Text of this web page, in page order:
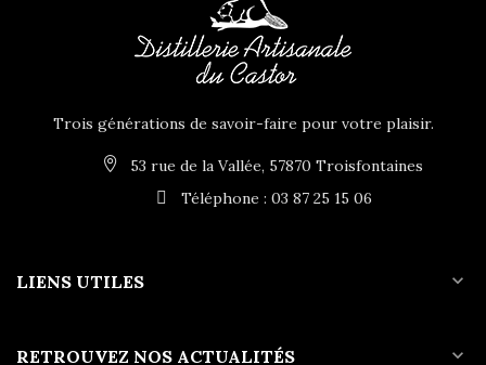
Trois générations de savoir-faire pour votre plaisir.
53 rue de la Vallée, 57870 Troisfontaines
Téléphone : 03 87 25 15 06
LIENS UTILES expand_more
RETROUVEZ NOS ACTUALITÉS expand_more